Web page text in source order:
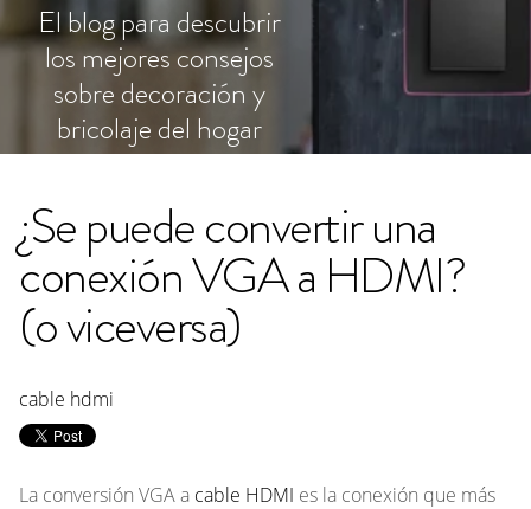
El blog para descubrir
los mejores consejos
sobre decoración y
bricolaje del hogar
¿Se puede convertir una
conexión VGA a HDMI?
(o viceversa)
cable hdmi
La conversión VGA a cable HDMI es la conexión que más